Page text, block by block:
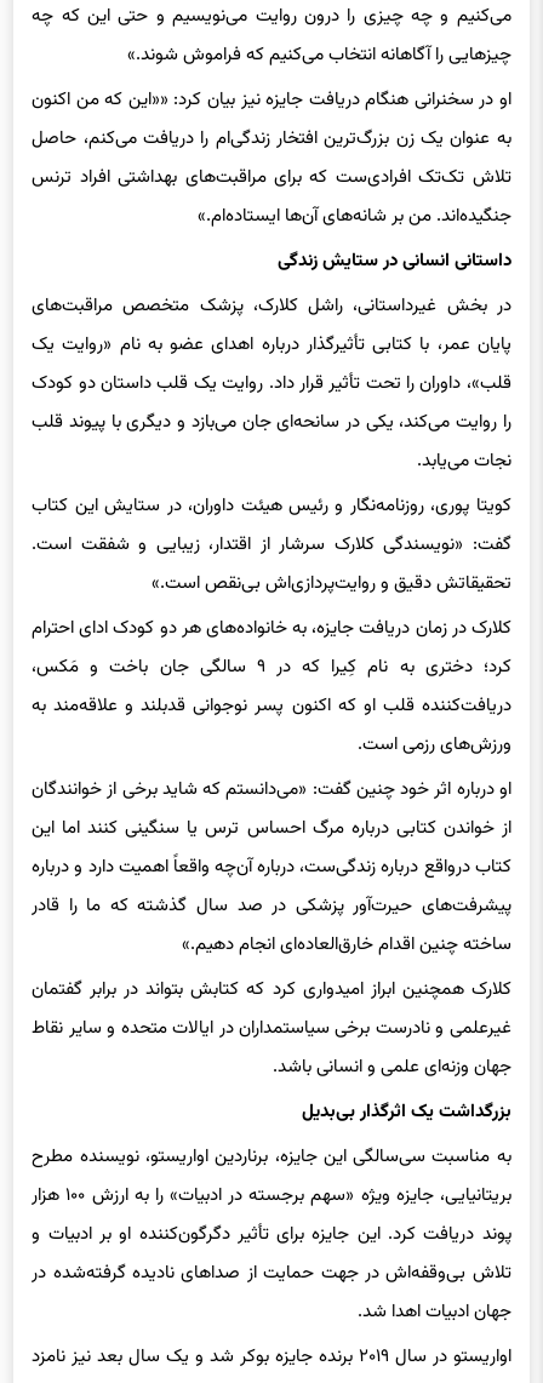
می‌کنیم و چه چیزی را درون روایت می‌نویسیم و حتی این که چه
چیزهایی را آگاهانه انتخاب می‌کنیم که فراموش شوند.»
او در سخنرانی هنگام دریافت جایزه نیز بیان کرد: ««این که من اکنون
به عنوان یک زن بزرگ‌ترین افتخار زندگی‌ام را دریافت می‌کنم، حاصل
تلاش تک‌تک افرادی‌ست که برای مراقبت‌های بهداشتی افراد ترنس
جنگیده‌اند. من بر شانه‌های آن‌ها ایستاده‌ام.»
داستانی انسانی در ستایش زندگی
در بخش غیرداستانی، راشل کلارک، پزشک متخصص مراقبت‌های
پایان عمر، با کتابی تأثیرگذار درباره اهدای عضو به نام «روایت یک
قلب»، داوران را تحت تأثیر قرار داد. روایت یک قلب داستان دو کودک
را روایت می‌کند، یکی در سانحه‌ای جان می‌بازد و دیگری با پیوند قلب
نجات می‌یابد.
کویتا پوری، روزنامه‌نگار و رئیس هیئت داوران، در ستایش این کتاب
گفت: «نویسندگی کلارک سرشار از اقتدار، زیبایی و شفقت است.
تحقیقاتش دقیق و روایت‌پردازی‌اش بی‌نقص است.»
کلارک در زمان دریافت جایزه، به خانواده‌های هر دو کودک ادای احترام
کرد؛ دختری به نام کِیرا که در ۹ سالگی جان باخت و مَکس،
دریافت‌کننده قلب او که اکنون پسر نوجوانی قدبلند و علاقه‌مند به
ورزش‌های رزمی است.
او درباره اثر خود چنین گفت: «می‌دانستم که شاید برخی از خوانندگان
از خواندن کتابی درباره مرگ احساس ترس یا سنگینی کنند اما این
کتاب درواقع درباره زندگی‌ست، درباره آن‌چه واقعاً اهمیت دارد و درباره
پیشرفت‌های حیرت‌آور پزشکی در صد سال گذشته که ما را قادر
ساخته چنین اقدام خارق‌العاده‌ای انجام دهیم.»
کلارک همچنین ابراز امیدواری کرد که کتابش بتواند در برابر گفتمان
غیرعلمی و نادرست برخی سیاستمداران در ایالات متحده و سایر نقاط
جهان وزنه‌ای علمی و انسانی باشد.
بزرگداشت یک اثرگذار بی‌بدیل
به مناسبت سی‌سالگی این جایزه، برناردین اواریستو، نویسنده مطرح
بریتانیایی، جایزه ویژه «سهم برجسته در ادبیات» را به ارزش ۱۰۰ هزار
پوند دریافت کرد. این جایزه برای تأثیر دگرگون‌کننده او بر ادبیات و
تلاش بی‌وقفه‌اش در جهت حمایت از صداهای نادیده گرفته‌شده در
جهان ادبیات اهدا شد.
اواریستو در سال ۲۰۱۹ برنده جایزه بوکر شد و یک سال بعد نیز نامزد